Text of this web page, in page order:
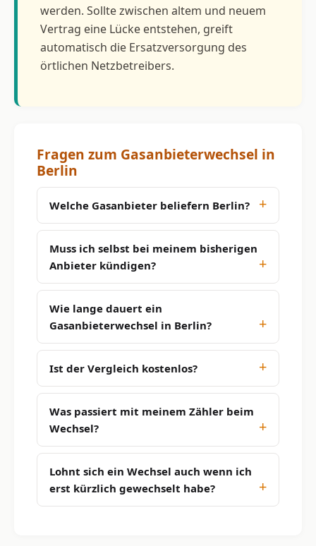
werden. Sollte zwischen altem und neuem
Vertrag eine Lücke entstehen, greift
automatisch die Ersatzversorgung des
örtlichen Netzbetreibers.
Fragen zum Gasanbieterwechsel in
Berlin
Welche Gasanbieter beliefern Berlin?
Muss ich selbst bei meinem bisherigen
Anbieter kündigen?
Wie lange dauert ein
Gasanbieterwechsel in Berlin?
Ist der Vergleich kostenlos?
Was passiert mit meinem Zähler beim
Wechsel?
Lohnt sich ein Wechsel auch wenn ich
erst kürzlich gewechselt habe?